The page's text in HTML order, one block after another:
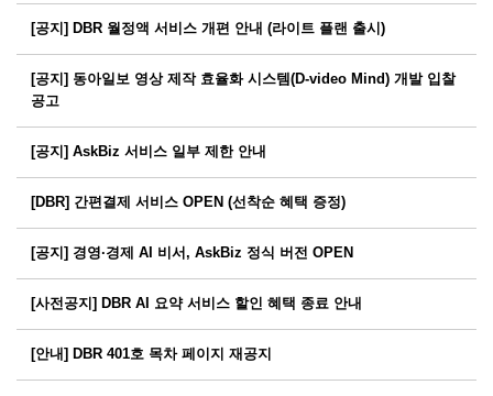
[공지] DBR 월정액 서비스 개편 안내 (라이트 플랜 출시)
[공지] 동아일보 영상 제작 효율화 시스템(D-video Mind) 개발 입찰
공고
[공지] AskBiz 서비스 일부 제한 안내
[DBR] 간편결제 서비스 OPEN (선착순 혜택 증정)
[공지] 경영·경제 AI 비서, AskBiz 정식 버전 OPEN
[사전공지] DBR AI 요약 서비스 할인 혜택 종료 안내
[안내] DBR 401호 목차 페이지 재공지